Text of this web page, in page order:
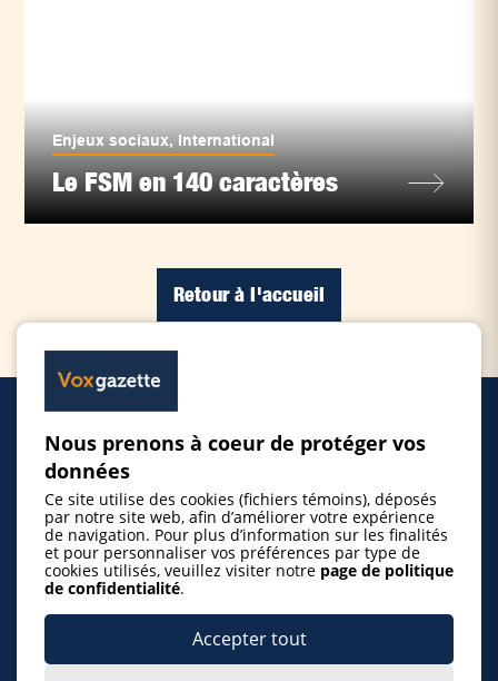
Enjeux sociaux, International
Le FSM en 140 caractères
Retour à l'accueil
Inscrire un événement
© 2026 Gazette de la Mauricie. Tous droits
Nous prenons à coeur de protéger vos
données
Ce site utilise des cookies (fichiers témoins), déposés
par notre site web, afin d’améliorer votre expérience
de navigation. Pour plus d’information sur les finalités
et pour personnaliser vos préférences par type de
cookies utilisés, veuillez visiter notre page de politique
de confidentialité.
Accepter tout